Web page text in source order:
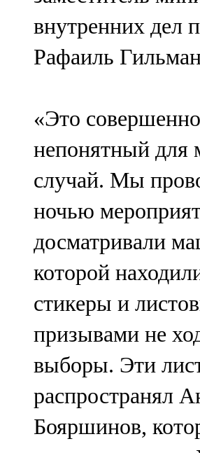
107,7 FM
Чистай
Чүпрәле
91,0 FM
Шәмәрдән
102,3 FM
Яңа чишмә
107,0 FM
Яр Чаллы
105,5 FM
внутренних дел
Рафаиль
«Это совершенно
непонятный для
случай. Мы
ночью
досматривали
которой
стикеры и
призывами не
выборы. Эти
распространял
Бояршинов,